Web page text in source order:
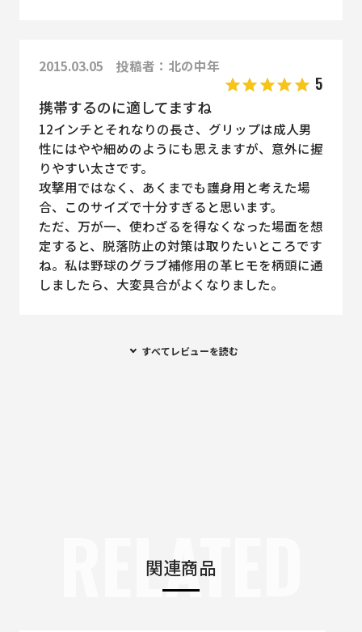
2015.03.05 投稿者：北の中年
5
携帯するのに適してますね
12インチとそれなりの長さ、グリップは成人男
性にはやや細めのようにも思えますが、意外に握
りやすい太さです。
攻撃用ではなく、あくまでも護身用と考えた場
合、このサイズで十分すぎると思います。
ただ、万が一、使わざるを得なくなった場面を想
定すると、脱落防止の対策は取りたいところです
ね。私は野球のグラブ補修用の革ヒモを柄頭に通
しましたら、大変具合がよくなりました。
すべてレビューを読む
関連商品
RELATED